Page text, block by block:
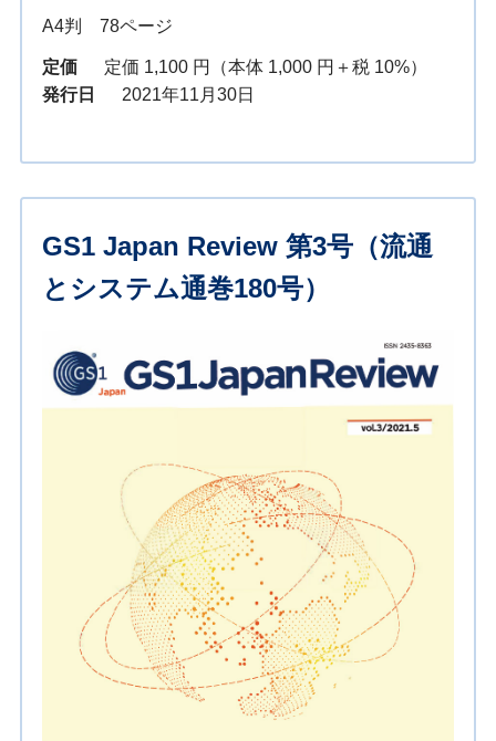
A4判 78ページ
定価
定価 1,100 円（本体 1,000 円＋税 10%）
発行日
2021年11月30日
GS1 Japan Review 第3号（流通
とシステム通巻180号）